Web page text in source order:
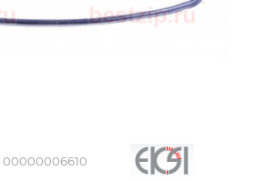
00000006610